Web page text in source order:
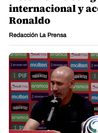
internacional y
Ronaldo
Redacción La Prensa